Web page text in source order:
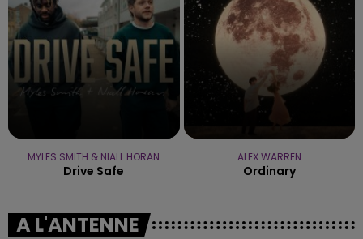
MYLES SMITH & NIALL HORAN
Drive Safe
ALEX WARREN
Ordinary
A L'ANTENNE